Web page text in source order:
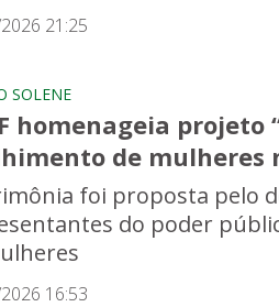
21:25
SOLENE
homenageia projeto
de mulheres
foi proposta pelo
do poder
16:53